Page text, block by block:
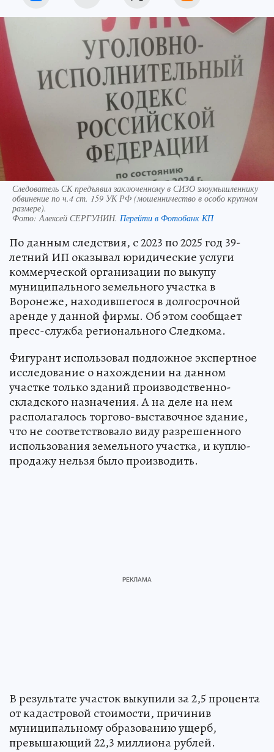
Следователь СК предъявил заключенному в СИЗО злоумышленнику
обвинение по ч.4 ст. 159 УК РФ (мошенничество в особо крупном
размере).
Фото:Алексей СЕРГУНИН. Перейти в Фотобанк КП
По данным следствия, с 2023 по 2025 год 39-
летний ИП оказывал юридические услуги
коммерческой организации по выкупу
муниципального земельного участка в
Воронеже, находившегося в долгосрочной
аренде у данной фирмы. Об этом сообщает
пресс-служба регионального Следкома.
Фигурант использовал подложное экспертное
исследование о нахождении на данном
участке только зданий производственно-
складского назначения. А на деле на нем
располагалось торгово-выставочное здание,
что не соответствовало виду разрешенного
использования земельного участка, и куплю-
продажу нельзя было производить.
В результате участок выкупили за 2,5 процента
от кадастровой стоимости, причинив
муниципальному образованию ущерб,
превышающий 22,3 миллиона рублей.